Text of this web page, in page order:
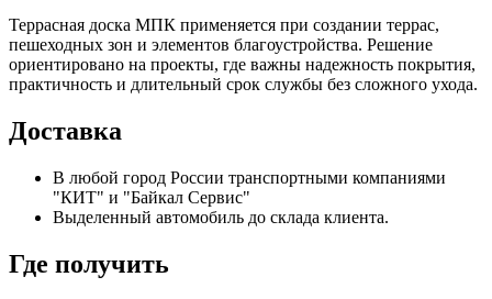
Террасная доска МПК применяется при создании террас,
пешеходных зон и элементов благоустройства. Решение
ориентировано на проекты, где важны надежность покрытия,
практичность и длительный срок службы без сложного ухода.
Доставка
В любой город России транспортными компаниями
"КИТ" и "Байкал Сервис"
Выделенный автомобиль до склада клиента.
Где получить